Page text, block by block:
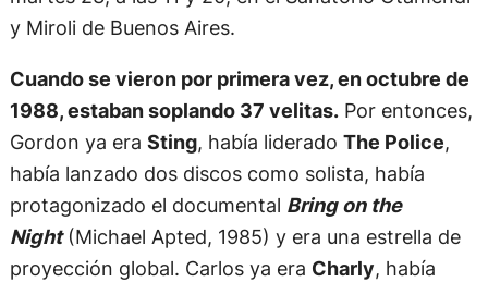
y Miroli de Buenos Aires.
Cuando se vieron por primera vez, en octubre de
1988, estaban soplando 37 velitas.Por entonces,
Gordon ya era Sting, había liderado The Police,
había lanzado dos discos como solista, había
protagonizado el documental Bring on the
Night(Michael Apted, 1985) y era una estrella de
proyección global. Carlos ya era Charly, había